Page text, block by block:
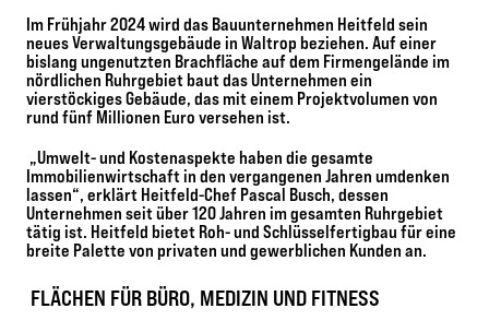
Im Frühjahr 2024 wird das Bauunternehmen Heitfeld sein
neues Verwaltungsgebäude in Waltrop beziehen. Auf einer
bislang ungenutzten Brachfläche auf dem Firmengelände im
nördlichen Ruhrgebiet baut das Unternehmen ein
vierstöckiges Gebäude, das mit einem Projektvolumen von
rund fünf Millionen Euro versehen ist.
„Umwelt- und Kostenaspekte haben die gesamte
Immobilienwirtschaft in den vergangenen Jahren umdenken
lassen“, erklärt Heitfeld-Chef Pascal Busch, dessen
Unternehmen seit über 120 Jahren im gesamten Ruhrgebiet
tätig ist. Heitfeld bietet Roh- und Schlüsselfertigbau für eine
breite Palette von privaten und gewerblichen Kunden an.
FLÄCHEN FÜR BÜRO, MEDIZIN UND FITNESS